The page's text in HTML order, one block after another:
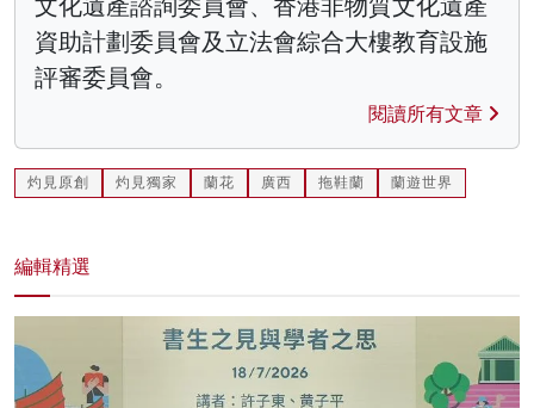
資助計劃委員會及立法會綜合大樓教育設施
評審委員會。
閱讀所有文章
灼見原創 灼見獨家 蘭花 廣西 拖鞋蘭 蘭遊世界
編輯精選